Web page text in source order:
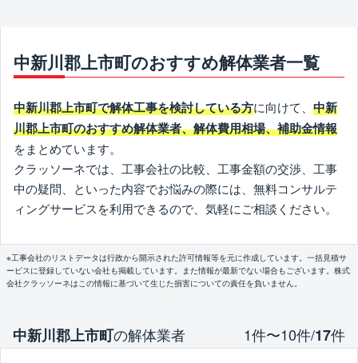
中新川郡上市町のおすすめ解体業者一覧
中新川郡上市町で解体工事を検討している方に向けて、 中新
川郡上市町のおすすめ解体業者、解体費用相場、補助金情報
をまとめています。
クラッソーネでは、工事会社の比較、工事金額の交渉、工事
中の疑問、といった内容でお悩みの際には、無料コンサルテ
ィングサービスを利用できるので、気軽にご相談ください。
※工事会社のリストデータは行政から開示された許可情報等を元に作成しています。一括見積サ
ービスに登録していない会社も掲載しています。また情報が最新でない場合もございます。株式
会社クラッソーネはこの情報に基づいて生じた損害についての責任を負いません。
中新川郡上市町の解体業者 1件〜10件/17件